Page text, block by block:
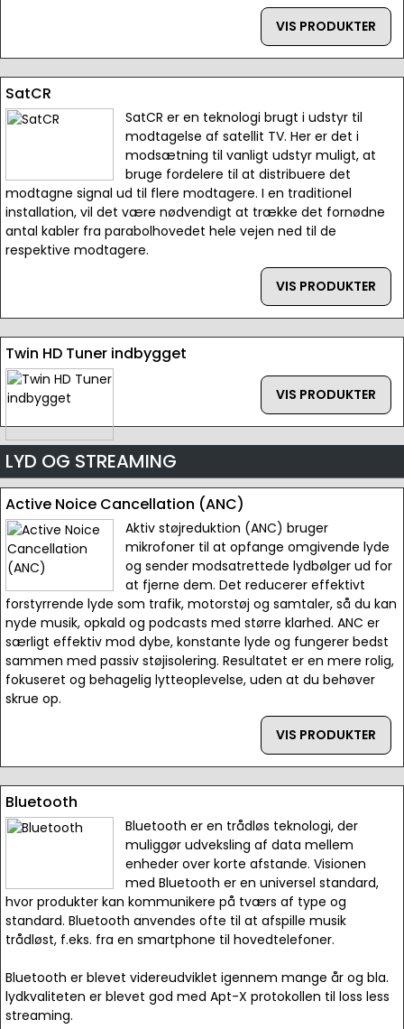
VIS PRODUKTER
SatCR
SatCR er en teknologi brugt i udstyr til
modtagelse af satellit TV. Her er det i
modsætning til vanligt udstyr muligt, at
bruge fordelere til at distribuere det
modtagne signal ud til flere modtagere. I en traditionel
installation, vil det være nødvendigt at trække det fornødne
antal kabler fra parabolhovedet hele vejen ned til de
respektive modtagere.
VIS PRODUKTER
Twin HD Tuner indbygget
VIS PRODUKTER
LYD OG STREAMING
Active Noice Cancellation (ANC)
Aktiv støjreduktion (ANC) bruger
mikrofoner til at opfange omgivende lyde
og sender modsatrettede lydbølger ud for
at fjerne dem. Det reducerer effektivt
forstyrrende lyde som trafik, motorstøj og samtaler, så du kan
nyde musik, opkald og podcasts med større klarhed. ANC er
særligt effektiv mod dybe, konstante lyde og fungerer bedst
sammen med passiv støjisolering. Resultatet er en mere rolig,
fokuseret og behagelig lytteoplevelse, uden at du behøver
skrue op.
VIS PRODUKTER
Bluetooth
Bluetooth er en trådløs teknologi, der
muliggør udveksling af data mellem
enheder over korte afstande. Visionen
med Bluetooth er en universel standard,
hvor produkter kan kommunikere på tværs af type og
standard. Bluetooth anvendes ofte til at afspille musik
trådløst, f.eks. fra en smartphone til hovedtelefoner.
Bluetooth er blevet videreudviklet igennem mange år og bla.
lydkvaliteten er blevet god med Apt-X protokollen til loss less
streaming.